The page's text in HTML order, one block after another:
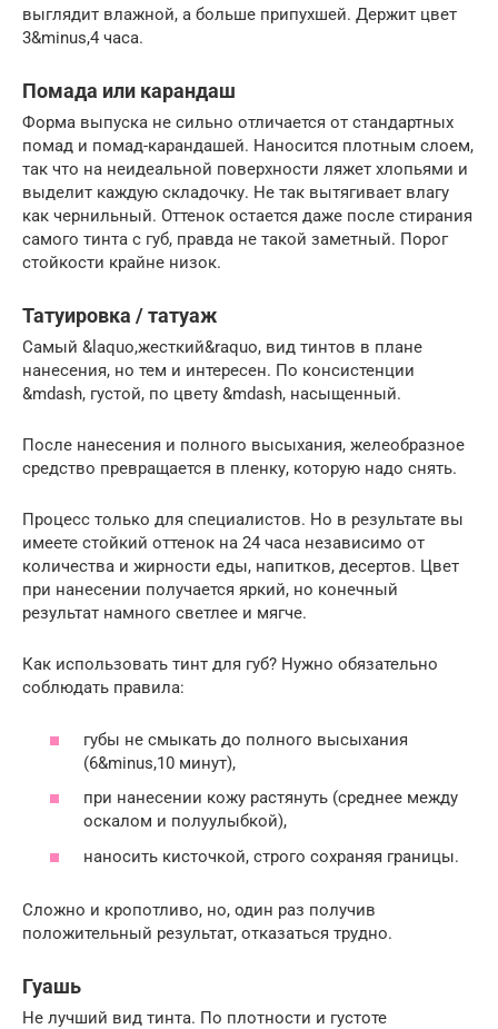
выглядит влажной, а больше припухшей. Держит цвет
3&minus,4 часа.
Помада или карандаш
Форма выпуска не сильно отличается от стандартных
помад и помад-карандашей. Наносится плотным слоем,
так что на неидеальной поверхности ляжет хлопьями и
выделит каждую складочку. Не так вытягивает влагу
как чернильный. Оттенок остается даже после стирания
самого тинта с губ, правда не такой заметный. Порог
стойкости крайне низок.
Татуировка / татуаж
Самый &laquo,жесткий&raquo, вид тинтов в плане
нанесения, но тем и интересен. По консистенции
&mdash, густой, по цвету &mdash, насыщенный.
После нанесения и полного высыхания, желеобразное
средство превращается в пленку, которую надо снять.
Процесс только для специалистов. Но в результате вы
имеете стойкий оттенок на 24 часа независимо от
количества и жирности еды, напитков, десертов. Цвет
при нанесении получается яркий, но конечный
результат намного светлее и мягче.
Как использовать тинт для губ? Нужно обязательно
соблюдать правила:
губы не смыкать до полного высыхания
(6&minus,10 минут),
при нанесении кожу растянуть (среднее между
оскалом и полуулыбкой),
наносить кисточкой, строго сохраняя границы.
Сложно и кропотливо, но, один раз получив
положительный результат, отказаться трудно.
Гуашь
Не лучший вид тинта. По плотности и густоте